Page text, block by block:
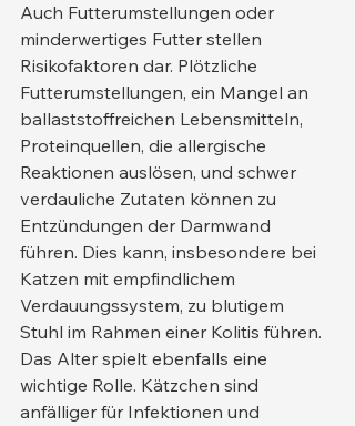
Auch Futterumstellungen oder
minderwertiges Futter stellen
Risikofaktoren dar. Plötzliche
Futterumstellungen, ein Mangel an
ballaststoffreichen Lebensmitteln,
Proteinquellen, die allergische
Reaktionen auslösen, und schwer
verdauliche Zutaten können zu
Entzündungen der Darmwand
führen. Dies kann, insbesondere bei
Katzen mit empfindlichem
Verdauungssystem, zu blutigem
Stuhl im Rahmen einer Kolitis führen.
Das Alter spielt ebenfalls eine
wichtige Rolle. Kätzchen sind
anfälliger für Infektionen und